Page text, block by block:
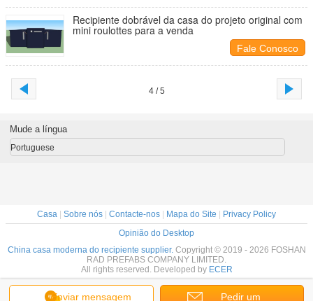
Recipiente dobrável da casa do projeto original com
mini roulottes para a venda
Fale Conosco
4 / 5
Enviar mensagem Pedir um
Mude a língua
Portuguese
Casa Sobre nós Contacte-nos Mapa do Site
Privacy Policy
Opinião do Desktop
China casa moderna do recipiente supplier. Copyright © 2019 - 2026 FOSHAN
RAD PREFABS COMPANY LIMITED.
All rights reserved. Developed by ECER